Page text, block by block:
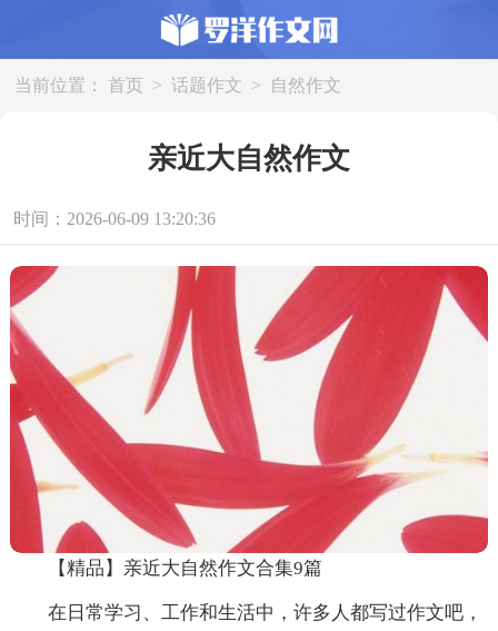
当前位置： 首页 > 话题作文 > 自然作文
亲近大自然作文
时间：2026-06-09 13:20:36
【精品】亲近大自然作文合集9篇
在日常学习、工作和生活中，许多人都写过作文吧，